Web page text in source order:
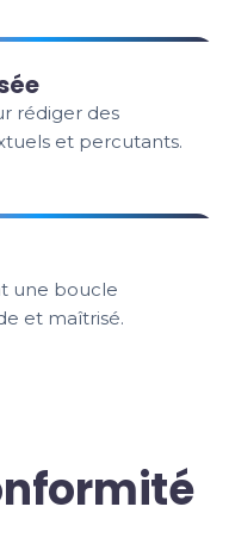
rédiger des
et percutants.
une boucle
et maîtrisé.